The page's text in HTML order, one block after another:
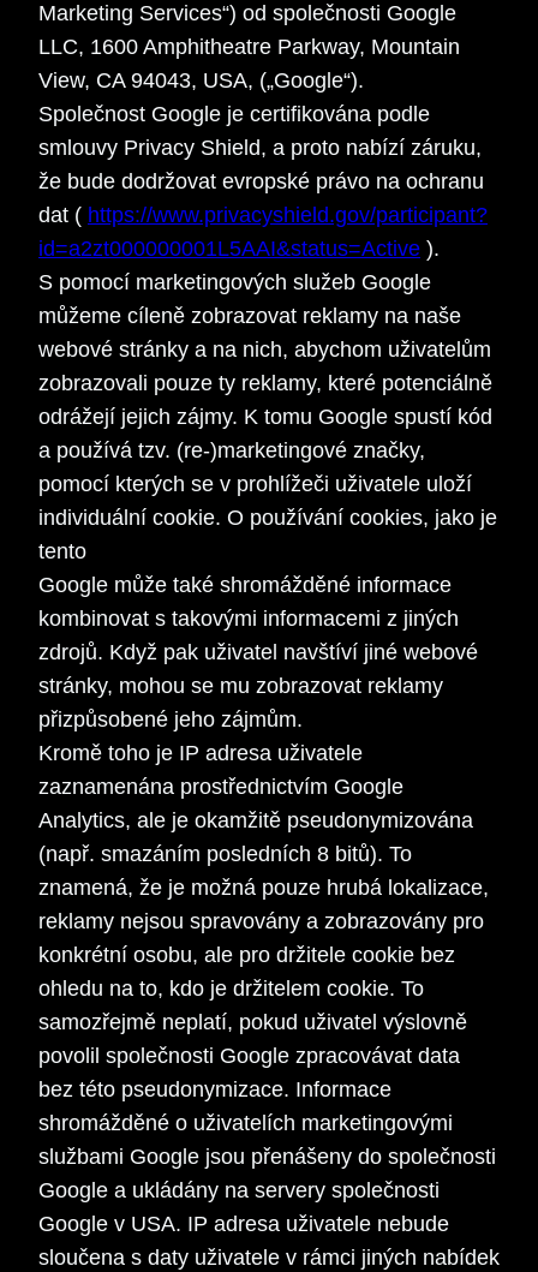
Marketing Services“) od společnosti Google
LLC, 1600 Amphitheatre Parkway, Mountain
View, CA 94043, USA, („Google“).
Společnost Google je certifikována podle
smlouvy Privacy Shield, a proto nabízí záruku,
že bude dodržovat evropské právo na ochranu
dat ( https://www.privacyshield.gov/participant?
id=a2zt000000001L5AAI&status=Active ).
S pomocí marketingových služeb Google
můžeme cíleně zobrazovat reklamy na naše
webové stránky a na nich, abychom uživatelům
zobrazovali pouze ty reklamy, které potenciálně
odrážejí jejich zájmy. K tomu Google spustí kód
a používá tzv. (re-)marketingové značky,
pomocí kterých se v prohlížeči uživatele uloží
individuální cookie. O používání cookies, jako je
tento
Google může také shromážděné informace
kombinovat s takovými informacemi z jiných
zdrojů. Když pak uživatel navštíví jiné webové
stránky, mohou se mu zobrazovat reklamy
přizpůsobené jeho zájmům.
Kromě toho je IP adresa uživatele
zaznamenána prostřednictvím Google
Analytics, ale je okamžitě pseudonymizována
(např. smazáním posledních 8 bitů). To
znamená, že je možná pouze hrubá lokalizace,
reklamy nejsou spravovány a zobrazovány pro
konkrétní osobu, ale pro držitele cookie bez
ohledu na to, kdo je držitelem cookie. To
samozřejmě neplatí, pokud uživatel výslovně
povolil společnosti Google zpracovávat data
bez této pseudonymizace. Informace
shromážděné o uživatelích marketingovými
službami Google jsou přenášeny do společnosti
Google a ukládány na servery společnosti
Google v USA. IP adresa uživatele nebude
sloučena s daty uživatele v rámci jiných nabídek